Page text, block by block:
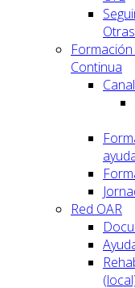
Continua
Red OAR